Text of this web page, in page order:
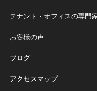
テナント・オフィスの専門
お客様の声
ブログ
アクセスマップ